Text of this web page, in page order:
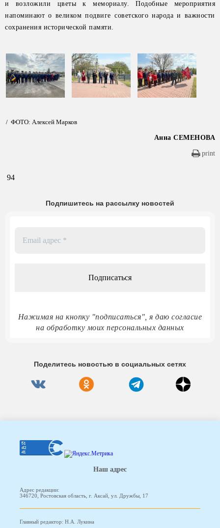
и возложили цветы к мемориалу. Подобные мероприятия
напоминают о великом подвиге советского народа и важности
сохранения исторической памяти.
/ ФОТО: Алексей Марков
Анна СЕМЕНОВА
print
94
Подпишитесь на рассылку новостей
Нажимая на кнопку "подписаться", я даю согласие
на обработку моих персональных данных
Поделитесь новостью в социальных сетях
Наш адрес
Адрес редакции:
346720, Ростовская область, г. Аксай, ул. Дружбы, 17
Главный редактор: Н.А. Лукина